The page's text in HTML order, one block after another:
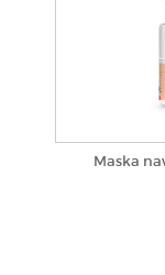
Maska